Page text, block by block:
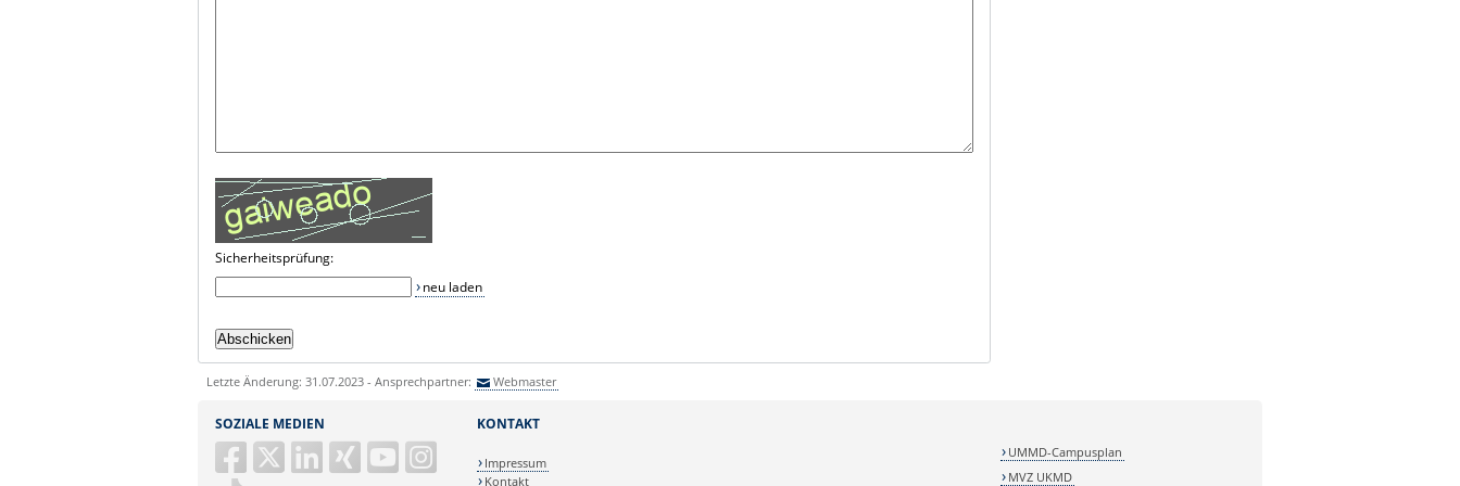
Sicherheitsprüfung:
neu laden
Letzte Änderung: 31.07.2023 - Ansprechpartner: Webmaster
SOZIALE MEDIEN KONTAKT
Impressum
Kontakt
UMMD-Campusplan
MVZ UKMD